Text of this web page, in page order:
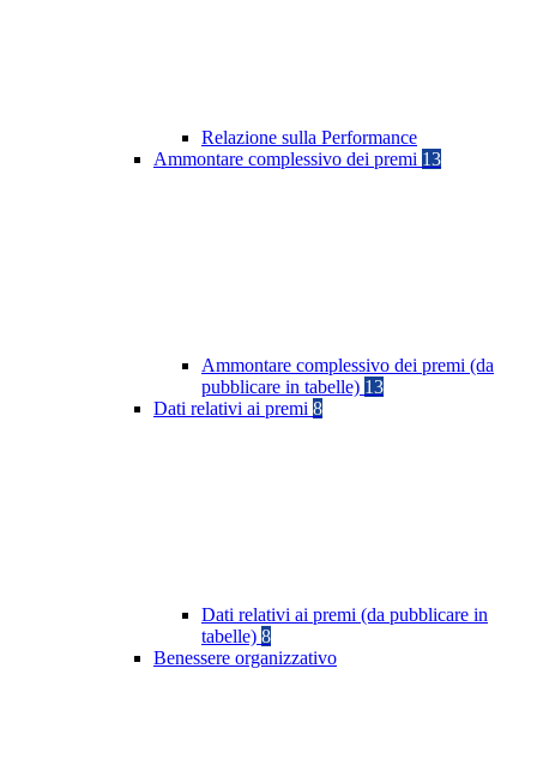
Relazione sulla Performance
Ammontare complessivo dei premi 13
Ammontare complessivo dei premi (da
pubblicare in tabelle) 13
Dati relativi ai premi 8
Dati relativi ai premi (da pubblicare in
tabelle) 8
Benessere organizzativo